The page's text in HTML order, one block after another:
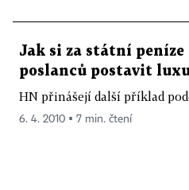
Jak si za státní peníze
poslanců postavit
HN přinášejí další příklad
6. 4. 2010 ▪ 7 min. čtení